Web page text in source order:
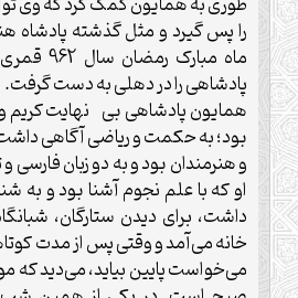
را پس گیرد و مثل گذشته پادشاه
پادشاهی را در دهلی به دست گرفت.
همایون پادشاهی بی نهایت
بود؛ به حکمت و ریاضی آگاهی
و هنرمندان بود و به دو زبان
او که با علم نجوم آشنا بود و به
داشت، برای دیدن ستارگان،
خانه می‌آمد و وقتی پس از مدت
می‌خواست پایین بیاید، می‌دید که